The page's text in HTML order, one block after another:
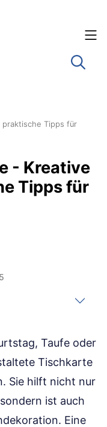
Tipps für
- Kreative
Tipps für
Taufe oder
Tischkarte
Sie hilft nicht nur
ist auch
Eine